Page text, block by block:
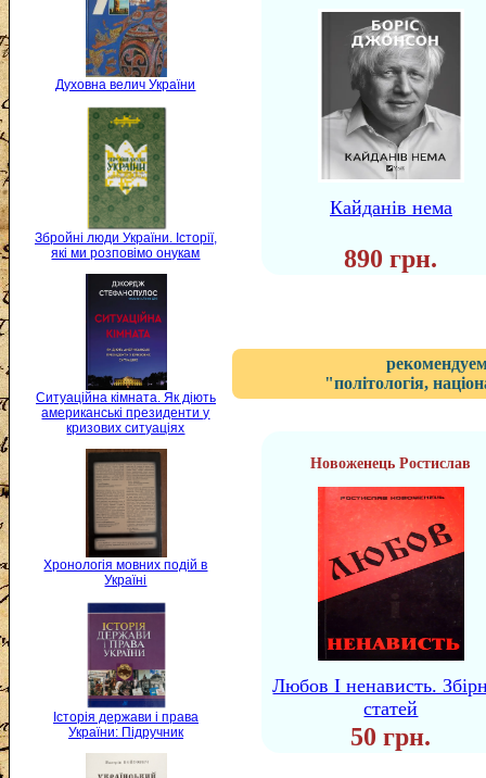
Духовна велич України
Збройні люди України. Історії,
які ми розповімо онукам
Ситуаційна кімната. Як діють
американські президенти у
кризових ситуаціях
Хронологія мовних подій в
Україні
Історія держави і права
України: Підручник
Кайданів нема
890 грн.
"політологія,
Новоженець Ростислав
Любов І ненависть.
статей
50 грн.